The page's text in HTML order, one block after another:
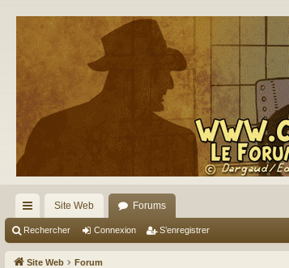
cc
ès
Site Web Forums
Rechercher Connexion S’enregistrer
Site Web Forum